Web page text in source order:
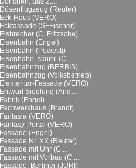
Düsenflugzeug (Reuter)
Eck-Haus (VERO)
Eckfassade (SFFischer)
Eisbrecher (C. Fritzsche)
Eisenbahn (Engel)
Eisenbahn (Pewesti)
Eisenbahn, skurril (C....
Eisenbahnzug (BERBIS)...
Eisenbahnzug (Volksbetrieb)
Elementar-Fassade (VERO)
Entwurf Siedlung (And....
Fabrik (Engel)
Fachwerkhaus (Brandt)
Fantasia (VERO)
Fantasy-Portal (VERO)
Fassade (Engel)
Fassade Nr. XX (Reuter)
Fassade mit Uhr (C....
Fassade mit Vorbau (C....
Fassade, Berliner (JURI)